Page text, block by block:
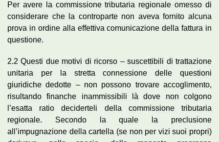
Per avere la commissione tributaria regionale omesso di
considerare che la controparte non aveva fornito alcuna
prova in ordine alla effettiva comunicazione della fattura in
questione.
2.2 Questi due motivi di ricorso – suscettibili di trattazione
unitaria per la stretta connessione delle questioni
giuridiche dedotte – non possono trovare accoglimento,
risultando finanche inammissibili là dove non colgono
l’esatta ratio deciderteli della commissione tributaria
regionale. Secondo la quale la preclusione
all’impugnazione della cartella (se non per vizi suoi propri)